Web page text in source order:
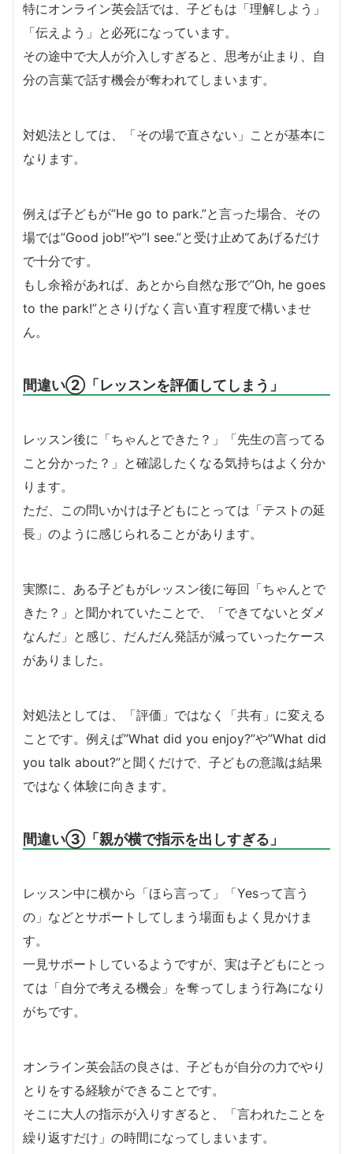
特にオンライン英会話では、子どもは「理解しよう」
「伝えよう」と必死になっています。
その途中で大人が介入しすぎると、思考が止まり、自
分の言葉で話す機会が奪われてしまいます。
対処法としては、「その場で直さない」ことが基本に
なります。
例えば子どもが”He go to park.”と言った場合、その
場では”Good job!”や”I see.”と受け止めてあげるだけ
で十分です。
もし余裕があれば、あとから自然な形で”Oh, he goes
to the park!”とさりげなく言い直す程度で構いませ
ん。
間違い②「レッスンを評価してしまう」
レッスン後に「ちゃんとできた？」「先生の言ってる
こと分かった？」と確認したくなる気持ちはよく分か
ります。
ただ、この問いかけは子どもにとっては「テストの延
長」のように感じられることがあります。
実際に、ある子どもがレッスン後に毎回「ちゃんとで
きた？」と聞かれていたことで、「できてないとダメ
なんだ」と感じ、だんだん発話が減っていったケース
がありました。
対処法としては、「評価」ではなく「共有」に変える
ことです。例えば”What did you enjoy?”や”What did
you talk about?”と聞くだけで、子どもの意識は結果
ではなく体験に向きます。
間違い③「親が横で指示を出しすぎる」
レッスン中に横から「ほら言って」「Yesって言う
の」などとサポートしてしまう場面もよく見かけま
す。
一見サポートしているようですが、実は子どもにとっ
ては「自分で考える機会」を奪ってしまう行為になり
がちです。
オンライン英会話の良さは、子どもが自分の力でやり
とりをする経験ができることです。
そこに大人の指示が入りすぎると、「言われたことを
繰り返すだけ」の時間になってしまいます。